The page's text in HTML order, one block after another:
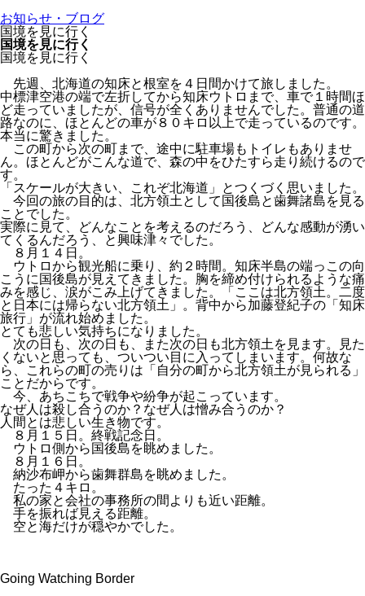
お知らせ・ブログ
国境を見に行く
国境を見に行く
国境を見に行く
先週、北海道の知床と根室を４日間かけて旅しました。
中標津空港の端で左折してから知床ウトロまで、車で１時間ほ
ど走っていましたが、信号が全くありませんでした。普通の道
路なのに、ほとんどの車が８０キロ以上で走っているのです。
本当に驚きました。
この町から次の町まで、途中に駐車場もトイレもありませ
ん。ほとんどがこんな道で、森の中をひたすら走り続けるので
す。
「スケールが大きい、これぞ北海道」とつくづく思いました。
今回の旅の目的は、北方領土として国後島と歯舞諸島を見る
ことでした。
実際に見て、どんなことを考えるのだろう、どんな感動が湧い
てくるんだろう、と興味津々でした。
８月１４日。
ウトロから観光船に乗り、約２時間。知床半島の端っこの向
こうに国後島が見えてきました。胸を締め付けられるような痛
みを感じ、涙がこみ上げてきました。「ここは北方領土。二度
と日本には帰らない北方領土」。背中から加藤登紀子の「知床
旅行」が流れ始めました。
とても悲しい気持ちになりました。
次の日も、次の日も、また次の日も北方領土を見ます。見た
くないと思っても、ついつい目に入ってしまいます。何故な
ら、これらの町の売りは「自分の町から北方領土が見られる」
ことだからです。
今、あちこちで戦争や紛争が起こっています。
なぜ人は殺し合うのか？なぜ人は憎み合うのか？
人間とは悲しい生き物です。
８月１５日。終戦記念日。
ウトロ側から国後島を眺めました。
８月１６日。
納沙布岬から歯舞群島を眺めました。
たった４キロ。
私の家と会社の事務所の間よりも近い距離。
手を振れば見える距離。
空と海だけが穏やかでした。
Going Watching Border